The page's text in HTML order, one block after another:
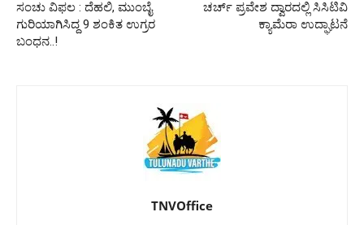
ಸಂಚು ವಿಫಲ : ದೆಹಲಿ, ಮುಂಬೈ
ಗುರಿಯಾಗಿಸಿದ್ದ 9 ಶಂಕಿತ ಉಗ್ರರ
ಬಂಧನ..!
ಚರ್ಚ್ ಪ್ರವೇಶ ದ್ವಾರದಲ್ಲಿ ಸಿಸಿಟಿವಿ
ಕ್ಯಾಮೆರಾ ಉದ್ಘಾಟನೆ
TNVOffice